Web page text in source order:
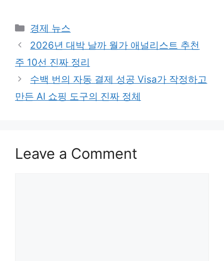
Categories
경제 뉴스
2026년 대박 날까 월가 애널리스트 추천
주 10선 진짜 정리
수백 번의 자동 결제 성공 Visa가 작정하고
만든 AI 쇼핑 도구의 진짜 정체
Leave a Comment